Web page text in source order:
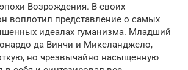
Возрождения. В своих
воплотил представление о самых
идеалах гуманизма. Младший
да Винчи и Микеланджело,
но чрезвычайно насыщенную